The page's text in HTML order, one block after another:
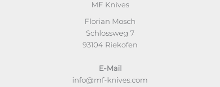
MF Knives
Florian Mosch
Schlossweg 7
93104 Riekofen
E-Mail
info@mf-knives.com